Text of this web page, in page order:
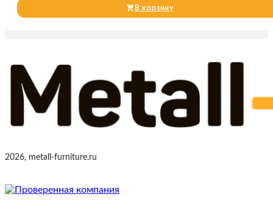
В корзину
2026, metall-furniture.ru